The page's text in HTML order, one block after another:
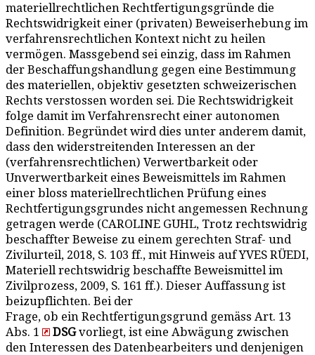
materiellrechtlichen Rechtfertigungsgründe die
Rechtswidrigkeit einer (privaten) Beweiserhebung im
verfahrensrechtlichen Kontext nicht zu heilen
vermögen. Massgebend sei einzig, dass im Rahmen
der Beschaffungshandlung gegen eine Bestimmung
des materiellen, objektiv gesetzten schweizerischen
Rechts verstossen worden sei. Die Rechtswidrigkeit
folge damit im Verfahrensrecht einer autonomen
Definition. Begründet wird dies unter anderem damit,
dass den widerstreitenden Interessen an der
(verfahrensrechtlichen) Verwertbarkeit oder
Unverwertbarkeit eines Beweismittels im Rahmen
einer bloss materiellrechtlichen Prüfung eines
Rechtfertigungsgrundes nicht angemessen Rechnung
getragen werde (CAROLINE GUHL, Trotz rechtswidrig
beschaffter Beweise zu einem gerechten Straf- und
Zivilurteil, 2018, S. 103 ff., mit Hinweis auf YVES RÜEDI,
Materiell rechtswidrig beschaffte Beweismittel im
Zivilprozess, 2009, S. 161 ff.). Dieser Auffassung ist
beizupflichten. Bei der
Frage, ob ein Rechtfertigungsgrund gemäss Art. 13
Abs. 1
DSGvorliegt, ist eine Abwägung zwischen
den Interessen des Datenbearbeiters und denjenigen